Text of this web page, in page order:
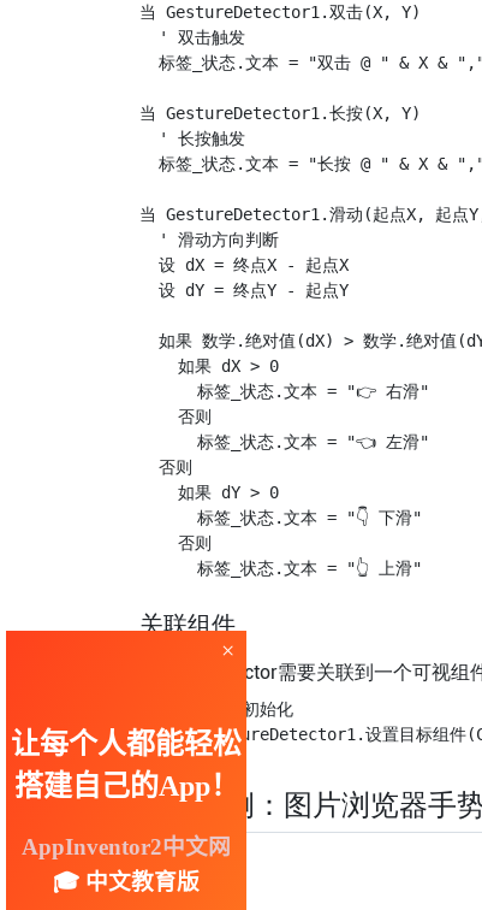
当 GestureDetector1.双击(X, Y)
  ' 双击触发
标签_状态.文本 = "双击 @ " & X &
当 GestureDetector1.长按(X, Y)
  ' 长按触发
标签_状态.文本 = "长按 @ " & X &
当 GestureDetector1.滑动(起点X, 起点
  ' 滑动方向判断
  设 dX = 终点X - 起点X
  设 dY = 终点Y - 起点Y
如果 数学.绝对值(dX) > 数学.绝对值
    如果 dX > 0
      标签_状态.文本 = "👉 右滑"
    否则
      标签_状态.文本 = "👈 左滑"
  否则
    如果 dY > 0
      标签_状态.文本 = "👇 下滑"
    否则
关联组件
GestureDetector需要关联到一个可视组
当 Screen1.初始化
实战案例：图片浏览器手
功能